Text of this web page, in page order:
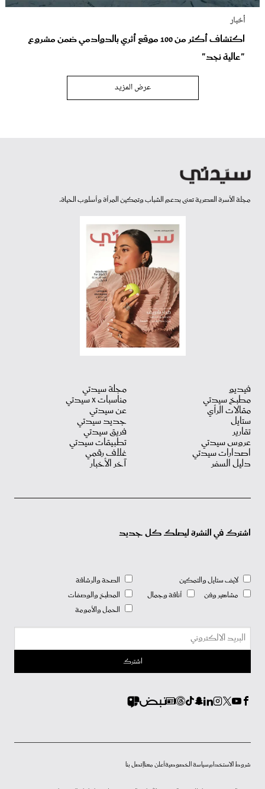
أخبار
اكتشاف أكثر من 100 موقع أثري بالدوادمي ضمن مشروع
"عالية نجد"
عرض المزيد
مجلة الأسرة العصرية تعنى بدعم الشباب وتمكين المرأة وأسلوب الحياة.
فيديو
مطبخ سيدتي
مقالات الرأي
ستايل
تقارير
عروس سيدتي
اصدارات سيدتي
دليل السفر
مجلة سيدتي
مناسبات X سيدتي
عن سيدتي
جديد سيدتي
فريق سيدتي
تطبيقات سيدتي
غلاف رقمي
آخر الأخبار
اشترك في النشرة ليصلك كل جديد
لايف ستايل والتمكين
مشاهير وفن
أناقة وجمال
الصحة والرشاقة
المطبخ والوصفات
الحمل والأمومة
شروط الاستخدامسياسة الخصوصيةأعلن معناإتصل بنا